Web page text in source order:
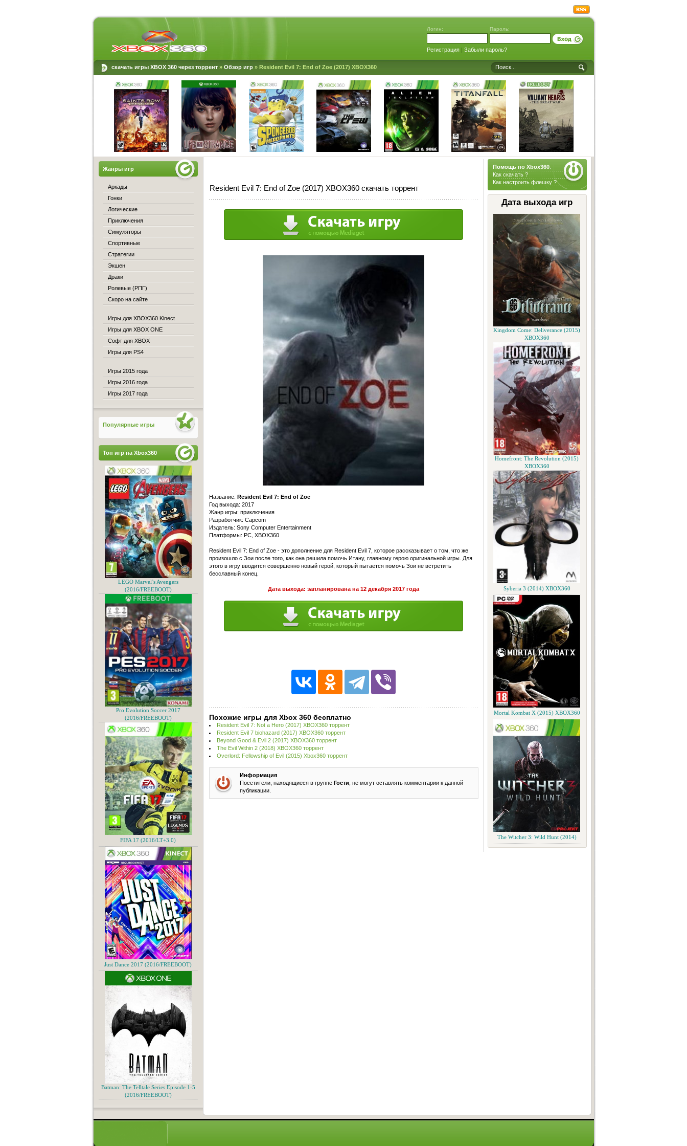
Логин: Пароль:
Регистрация| Забыли пароль?
скачать игры XBOX 360 через торрент» Обзор игр» Resident Evil 7: End of Zoe (2017) XBOX360
Помощь по Xbox360.
Как скачать ?
Как настроить флешку ?
Дата выхода игр
Kingdom Come: Deliverance (2015)
XBOX360
Homefront: The Revolution (2015)
XBOX360
Syberia 3 (2014) XBOX360
Mortal Kombat X (2015) XBOX360
The Witcher 3: Wild Hunt (2014)
Resident Evil 7: End of Zoe (2017) XBOX360 скачать торрент
Название: Resident Evil 7: End of Zoe
Год выхода: 2017
Жанр игры: приключения
Разработчик: Capcom
Издатель: Sony Computer Entertainment
Платформы: PC, XBOX360
Resident Evil 7: End of Zoe - это дополнение для Resident Evil 7, которое рассказывает о том, что же
произошло с Зои после того, как она решила помочь Итану, главному герою оригинальной игры. Для
этого в игру вводится совершенно новый герой, который пытается помочь Зои не встретить
бесславный конец.
Дата выхода: запланирована на 12 декабря 2017 года
Похожие игры для Xbox 360 бесплатно
Resident Evil 7: Not a Hero (2017) XBOX360 торрент
Resident Evil 7 biohazard (2017) XBOX360 торрент
Beyond Good & Evil 2 (2017) XBOX360 торрент
The Evil Within 2 (2018) XBOX360 торрент
Overlord: Fellowship of Evil (2015) Xbox360 торрент
Информация
Посетители, находящиеся в группе Гости , не могут оставлять комментарии к данной
публикации.
Жанры игр
Аркады
Гонки
Логические
Приключения
Симуляторы
Спортивные
Стратегии
Экшен
Драки
Ролевые (РПГ)
Скоро на сайте
Игры для XBOX360 Kinect
Игры для XBOX ONE
Софт для XBOX
Игры для PS4
Игры 2015 года
Игры 2016 года
Игры 2017 года
Популярные игры
Топ игр на Xbox360
LEGO Marvel’s Avengers
(2016/FREEBOOT)
Pro Evolution Soccer 2017
(2016/FREEBOOT)
FIFA 17 (2016/LT+3.0)
Just Dance 2017 (2016/FREEBOOT)
Batman: The Telltale Series Episode 1-5
(2016/FREEBOOT)